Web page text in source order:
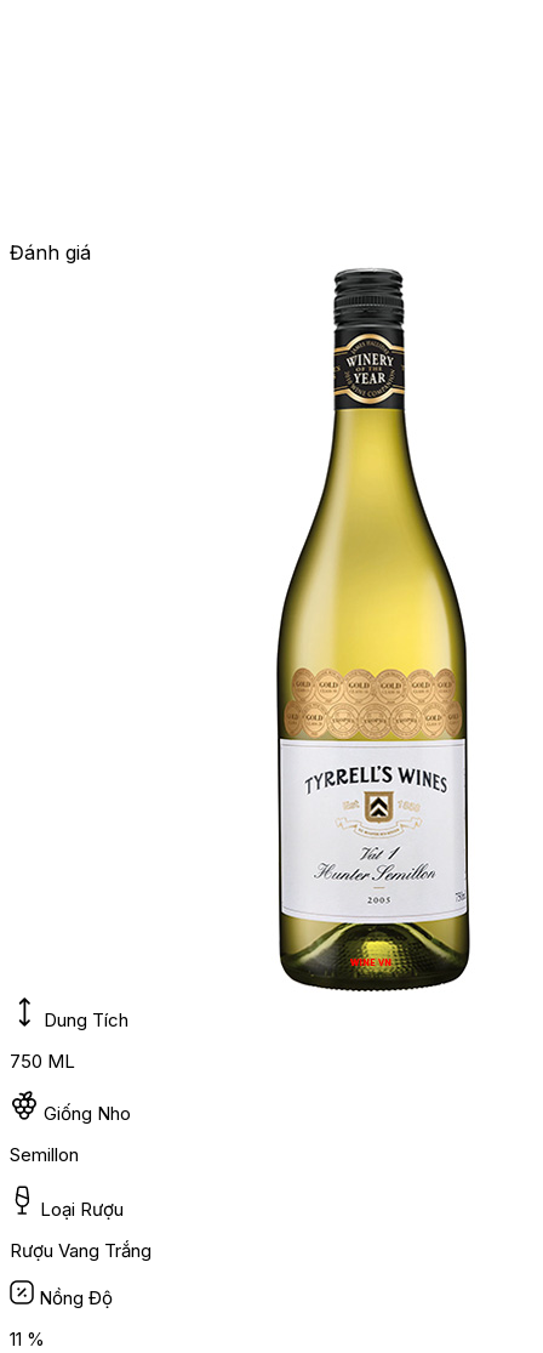
Đánh giá
Dung Tích
750 ML
Giống Nho
Semillon
Loại Rượu
Rượu Vang Trắng
Nồng Độ
11 %